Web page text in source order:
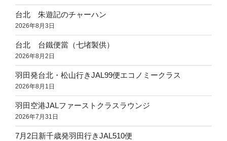
台北 朱遊記のチャーハン
2026年8月3日
台北 台鐵便當（七堵製供）
2026年8月2日
羽田発台北・松山行きJAL99便エコノミークラス
2026年8月1日
羽田空港JALファーストクラスラウンジ
2026年7月31日
7月2日新千歳発羽田行きJAL510便